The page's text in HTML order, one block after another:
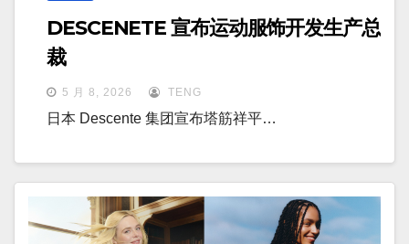
DESCENETE 宣布运动服饰开发生产总
裁
5 月 8, 2026 TENG
日本 Descente 集团宣布塔筋祥平…